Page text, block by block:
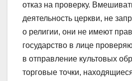
отказ на проверку.
деятельность церкви, не
о религии, они не имеют
государство в лице
в отправление культовых
торговые точки,